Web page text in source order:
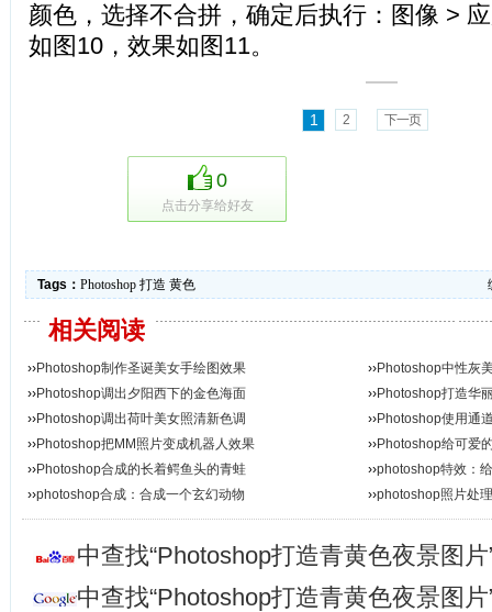
颜色，选择不合拼，确定后执行：图像 >
如图10，效果如图11。
1 2 下一页
0
点击分享给好友
Tags： Photoshop 打造 黄色
相关阅读
››Photoshop制作圣诞美女手绘图效果 ››Photoshop中性灰
››Photoshop调出夕阳西下的金色海面 ››Photoshop打造华
››Photoshop调出荷叶美女照清新色调 ››Photoshop使用通
››Photoshop把MM照片变成机器人效果 ››Photoshop给可爱
››Photoshop合成的长着鳄鱼头的青蛙 ››photoshop特效：
››photoshop合成：合成一个玄幻动物 ››photoshop照片处
中查找“Photoshop打造青黄色夜景图
中查找“Photoshop打造青黄色夜景图